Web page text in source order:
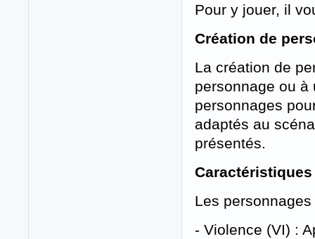
Pour y jouer, il
Création de
La création de
personnage ou à
personnages
adaptés au
présentés.
Les
- Violence (VI) :